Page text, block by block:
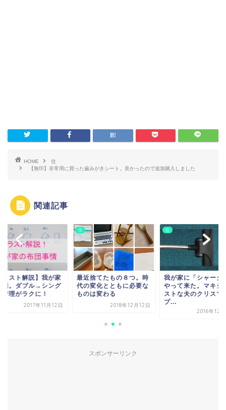
HOME
住
【無印】非常用に買った歯みがきシート。良かったので追加購入しました
関連記事
ラスト解説】我が家
団。ダブル→シング
管理がラクに！
2017年11月12日
住
最近捨てたもの８つ。時
代の変化とともに必要な
ものは変わる
2018年12月12日
住
我が家に「シャーク
やって来た。マキシ
ストな夫のクリスマ
プ...
2016年12
スポンサーリンク